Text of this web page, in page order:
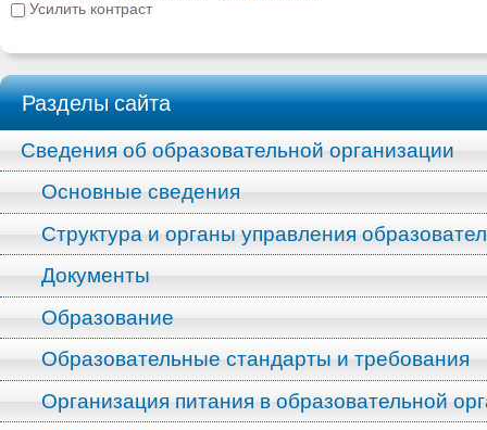
Усилить контраст
Разделы сайта
Сведения об образовательной организации
Основные сведения
Структура и органы управления
Документы
Образование
Образовательные стандарты и требования
Организация питания в образовательной